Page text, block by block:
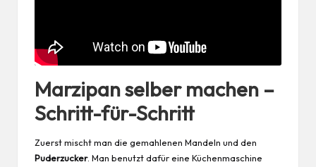
Marzipan selber machen –
Schritt-für-Schritt
Zuerst mischt man die gemahlenen Mandeln und den
Puderzucker. Man benutzt dafür eine Küchenmaschine